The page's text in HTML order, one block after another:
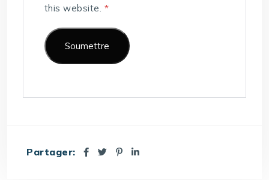
this website. *
Partager: